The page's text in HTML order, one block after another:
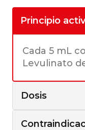
Principio
Cada 5 mL
Levulinato
Dosis